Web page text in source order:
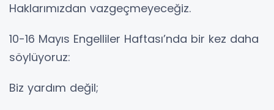
Haklarımızdan vazgeçmeyeceğiz.
10-16 Mayıs Engelliler Haftası’nda bir kez daha
söylüyoruz:
Biz yardım değil;